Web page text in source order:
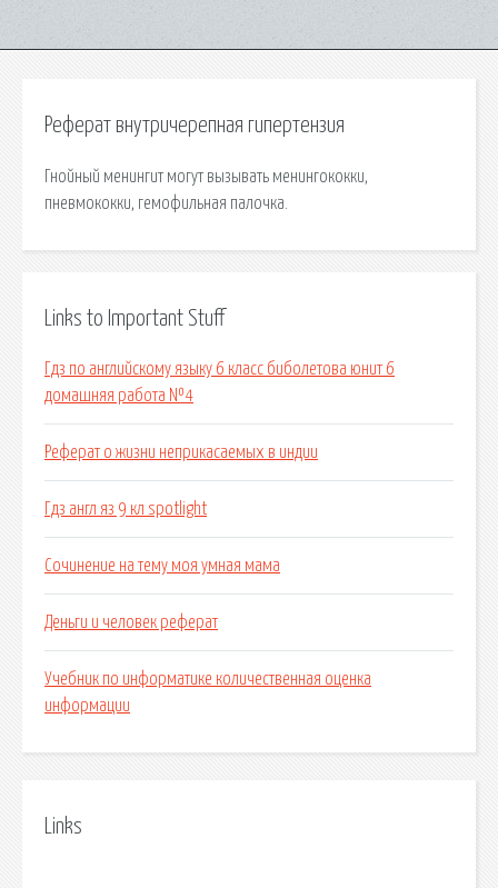
Реферат внутричерепная гипертензия
Гнойный менингит могут вызывать менингококки,
пневмококки, гемофильная палочка.
Links to Important Stuff
Гдз по английскому языку 6 класс биболетова юнит 6
домашняя работа №4
Реферат о жизни неприкасаемых в индии
Гдз англ яз 9 кл spotlight
Сочинение на тему моя умная мама
Деньги и человек реферат
Учебник по информатике количественная оценка
информации
Links